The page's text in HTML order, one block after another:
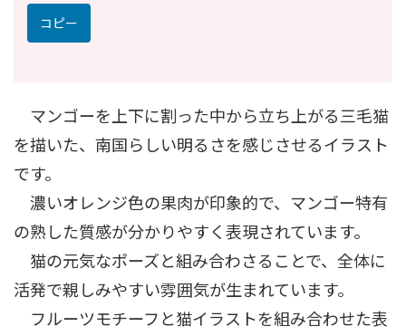
コピー
マンゴーを上下に割った中から立ち上がる三毛猫
を描いた、南国らしい明るさを感じさせるイラスト
です。
濃いオレンジ色の果肉が印象的で、マンゴー特有
の熟した質感が分かりやすく表現されています。
猫の元気なポーズと組み合わさることで、全体に
活発で親しみやすい雰囲気が生まれています。
フルーツモチーフと猫イラストを組み合わせた表